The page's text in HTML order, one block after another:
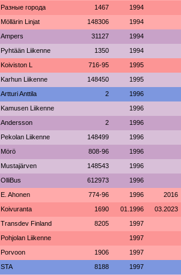
Разные города 1467 1994
Möllärin Linjat 148306 1994
Ampers 31127 1994
Pyhtään Liikenne 1350 1994
Koiviston L 716-95 1995
Karhun Liikenne 148450 1995
Artturi Anttila 2 1996
Kamusen Liikenne 1996
Andersson 2 1996
Pekolan Liikenne 148499 1996
Mörö 808-96 1996
Mustajärven 148543 1996
OlliBus 612973 1996
E. Ahonen 774-96 1996 2016
Koivuranta 1690 01.1996 03.2023
Transdev Finland 8205 1997
Pohjolan Liikenne 1997
Porvoon 1906 1997
STA 8188 1997